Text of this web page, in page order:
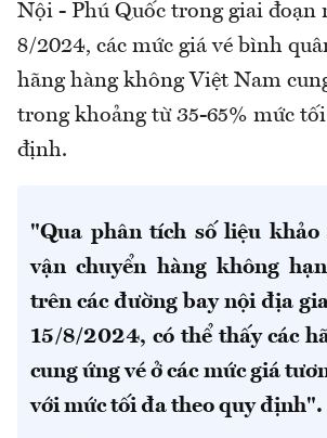
Nội - Phú Quốc trong giai đoạn
8/2024, các mức giá vé bình
hãng hàng không Việt Nam
trong khoảng từ 35-65% mức
định.
"Qua phân tích số liệu khảo
vận chuyển hàng không
trên các đường bay nội địa
15/8/2024, có thể thấy các
cung ứng vé ở các mức giá
với mức tối đa theo quy định".